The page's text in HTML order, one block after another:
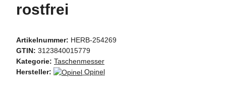
rostfrei
Artikelnummer: HERB-254269
GTIN: 3123840015779
Kategorie: Taschenmesser
Hersteller:
Opinel